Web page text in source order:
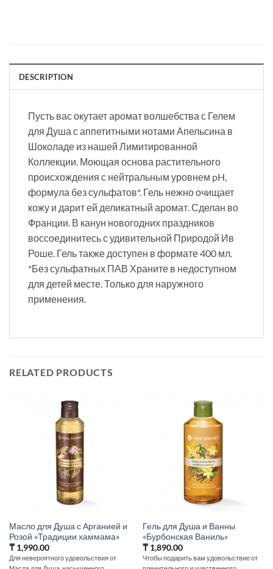
DESCRIPTION
Пусть вас окутает аромат волшебства с Гелем
для Душа с аппетитными нотами Апельсина в
Шоколаде из нашей Лимитированной
Коллекции. Моющая основа растительного
происхождения с нейтральным уровнем pH,
формула без сульфатов*. Гель нежно очищает
кожу и дарит ей деликатный аромат. Сделан во
Франции. В канун новогодних праздников
воссоединитесь с удивительной Природой Ив
Роше. Гель также доступен в формате 400 мл.
*Без сульфатных ПАВ Храните в недоступном
для детей месте. Только для наружного
применения.
RELATED PRODUCTS
Масло для Душа с Арганией и
Розой «Традиции хаммама»
₸1,990.00
Для невероятного удовольствия от
Гель для Душа и Ванны
«Бурбонская Ваниль»
₸1,890.00
Чтобы подарить вам удовольствие от